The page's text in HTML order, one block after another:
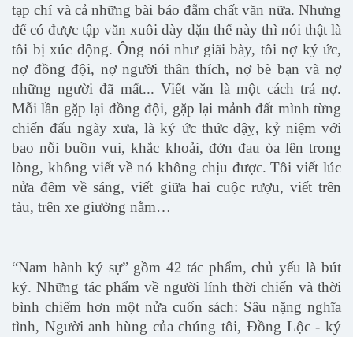
tạp chí và cả những bài báo đẫm chất văn nữa. Nhưng
để có được tập văn xuôi dày dặn thế này thì nói thật là
tôi bị xúc động. Ông nói như giãi bày, tôi nợ ký ức,
nợ đồng đội, nợ người thân thích, nợ bè bạn và nợ
những người đã mất... Viết văn là một cách trả nợ.
Mỗi lần gặp lại đồng đội, gặp lại mảnh đất mình từng
chiến đấu ngày xưa, là ký ức thức dậỵ, kỷ niệm với
bao nỗi buồn vui, khắc khoải, đớn đau òa lên trong
lòng, không viết về nó không chịu được. Tôi viết lúc
nửa đêm về sáng, viết giữa hai cuộc rượu, viết trên
tàu, trên xe giường nằm…
“Nam hành ký sự” gồm 42 tác phẩm, chủ yếu là bút
ký. Những tác phẩm về người lính thời chiến và thời
bình chiếm hơn một nửa cuốn sách: Sâu nặng nghĩa
tình, Người anh hùng của chúng tôi, Đồng Lộc - ký